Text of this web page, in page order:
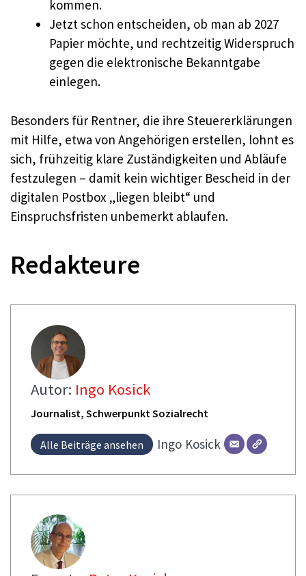
kommen.
Jetzt schon entscheiden, ob man ab 2027
Papier möchte, und rechtzeitig Widerspruch
gegen die elektronische Bekanntgabe
einlegen.
Besonders für Rentner, die ihre Steuererklärungen
mit Hilfe, etwa von Angehörigen erstellen, lohnt es
sich, frühzeitig klare Zuständigkeiten und Abläufe
festzulegen – damit kein wichtiger Bescheid in der
digitalen Postbox „liegen bleibt“ und
Einspruchsfristen unbemerkt ablaufen.
Redakteure
Autor: Ingo Kosick
Journalist, Schwerpunkt Sozialrecht
Alle Beiträge ansehen Ingo Kosick